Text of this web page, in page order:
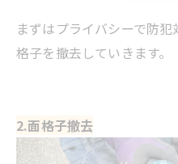
まずはプライバシーで防
格子を撤去していきます。
2.面格子撤去